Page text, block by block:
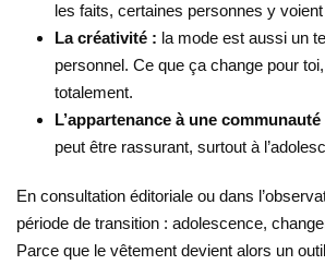
les faits, certaines personnes y
La créativité : la mode est aussi un
personnel. Ce que ça change pour
totalement.
L’appartenance à une communauté
peut être rassurant, surtout à
En consultation éditoriale ou dans
période de transition : adolescence,
Parce que le vêtement devient alors un